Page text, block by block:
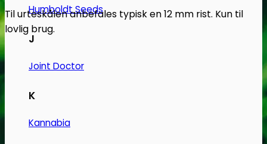
Humboldt Seeds
J
Joint Doctor
K
Kannabia
Til urteskålen anbefales typisk en 12 mm rist. Kun til
lovlig brug.